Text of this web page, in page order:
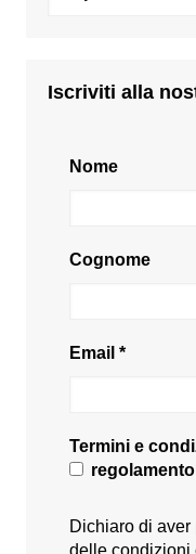
Iscriviti alla
Nome
Cognome
Email *
Termini e
Dichiaro di